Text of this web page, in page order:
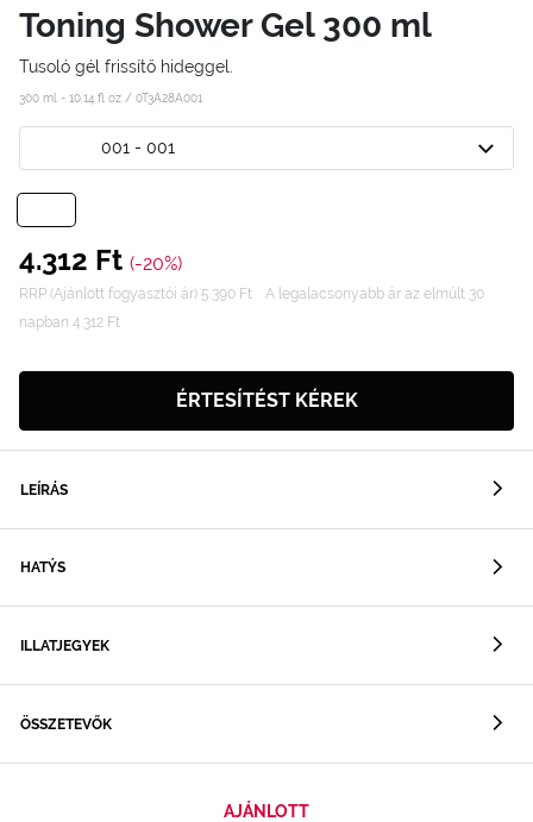
Toning Shower Gel 300 ml
Tusoló gél frissítő hideggel.
300 ml - 10.14 fl oz / 0T3A28A001
001 - 001
4.312 Ft (-20%)
RRP (Ajánlott fogyasztói ár) 5.390 Ft
A legalacsonyabb ár az elmúlt 30
napban 4.312 Ft
ÉRTESÍTÉST KÉREK
LEÍRÁS
HATÝS
ILLATJEGYEK
ÖSSZETEVŐK
AJÁNLOTT